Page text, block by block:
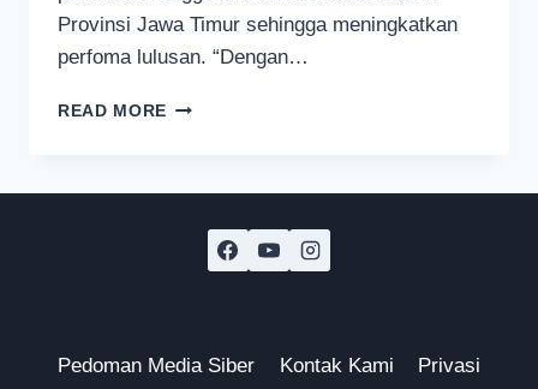
Provinsi Jawa Timur sehingga meningkatkan
perfoma lulusan. “Dengan…
READ MORE FAKULTAS
UNGGUL
Pedoman Media Siber Kontak Kami
Privasi